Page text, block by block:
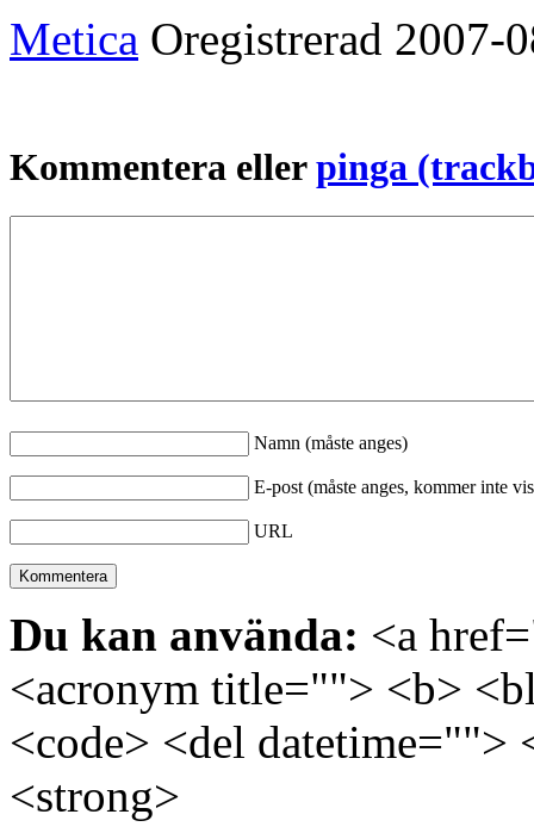
Metica Oregistrerad 2007-
Kommentera ellerpinga
Namn (måste anges)
E-post (måste anges, kommer inte
URL
Du kan använda: <a
<acronym title=""> <b>
<code> <del
<strong>